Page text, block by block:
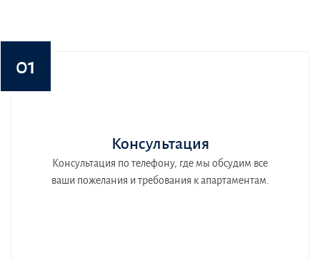
01
Консультация
Консультация по телефону, где мы обсудим все
ваши пожелания и требования к апартаментам.